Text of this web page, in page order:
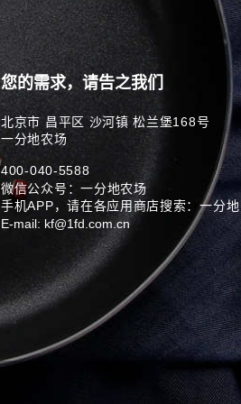
您的需求，请告之我们
北京市 昌平区 沙河镇 松兰堡168号
一分地农场
400-040-5588
微信公众号：一分地农场
手机APP，请在各应用商店搜索：一分地
E-mail: kf@1fd.com.cn